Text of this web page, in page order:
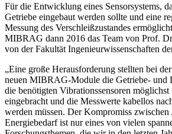
Für die Entwicklung eines Sensorsystems,
Getriebe eingebaut werden sollte und eine
Messung des Verschleißzustandes
MIBRAG dann 2016 das Team von Prof.
von der Fakultät Ingenieurwissenschaften
„Eine große Herausforderung stellten bei
neuen MIBRAG-Module die Getriebe- und
die benötigten Vibrationssensoren möglichst
eingebracht und die Messwerte kabellos
werden müssen. Der Kompromiss zwischen
Energiebedarf ist nur eines von vielen